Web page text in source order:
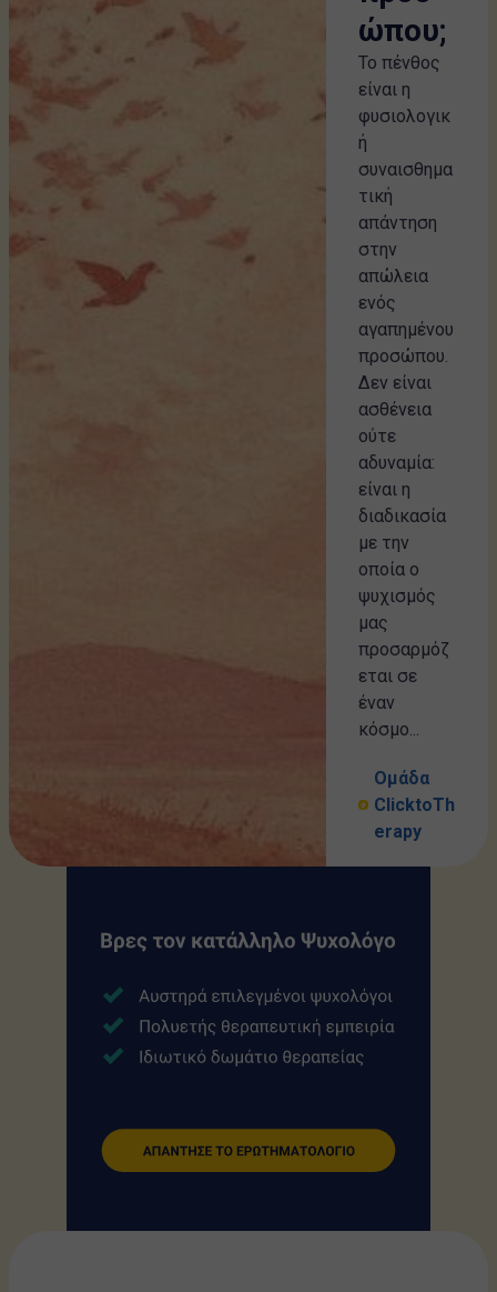
ώπου;
Το πένθος
είναι η
φυσιολογικ
ή
συναισθημα
τική
απάντηση
στην
απώλεια
ενός
αγαπημένου
προσώπου.
Δεν είναι
ασθένεια
ούτε
αδυναμία:
είναι η
διαδικασία
με την
οποία ο
ψυχισμός
μας
προσαρμόζ
εται σε
έναν
κόσμο...
Ομάδα
ClicktoTh
erapy